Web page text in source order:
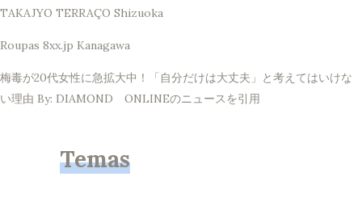
TAKAJYO TERRAÇO Shizuoka
Roupas 8xx.jp Kanagawa
梅毒が20代女性に急拡大中！「自分だけは大丈夫」と考えてはいけな
い理由 By: DIAMOND ONLINEのニュースを引用
Temas